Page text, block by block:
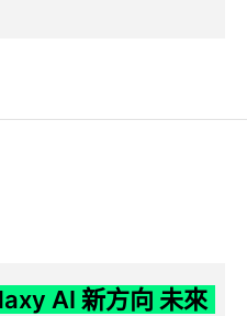
AI 新方向 未來